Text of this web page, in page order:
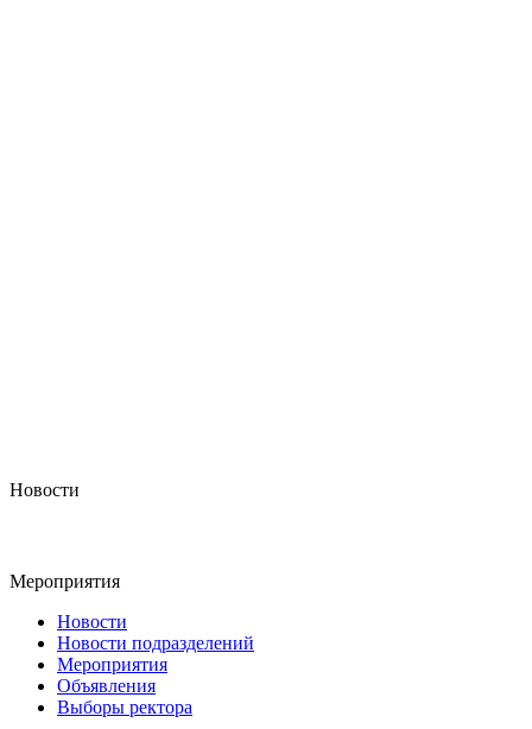
Новости
Мероприятия
Новости
Новости подразделений
Мероприятия
Объявления
Выборы ректора